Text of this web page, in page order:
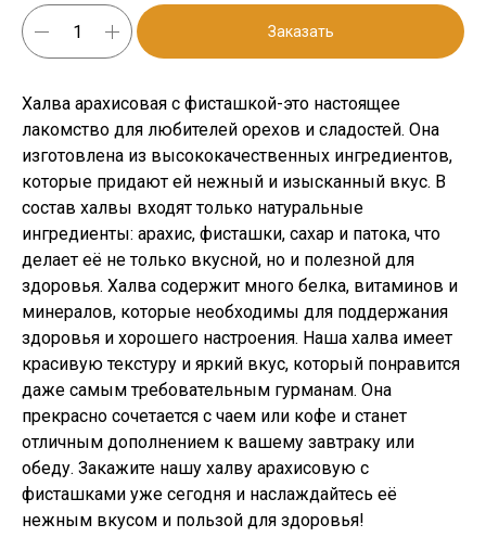
Заказать
Халва арахисовая с фисташкой-это настоящее
лакомство для любителей орехов и сладостей. Она
изготовлена из высококачественных ингредиентов,
которые придают ей нежный и изысканный вкус. В
состав халвы входят только натуральные
ингредиенты: арахис, фисташки, сахар и патока, что
делает её не только вкусной, но и полезной для
здоровья. Халва содержит много белка, витаминов и
минералов, которые необходимы для поддержания
здоровья и хорошего настроения. Наша халва имеет
красивую текстуру и яркий вкус, который понравится
даже самым требовательным гурманам. Она
прекрасно сочетается с чаем или кофе и станет
отличным дополнением к вашему завтраку или
обеду. Закажите нашу халву арахисовую с
фисташками уже сегодня и наслаждайтесь её
нежным вкусом и пользой для здоровья!